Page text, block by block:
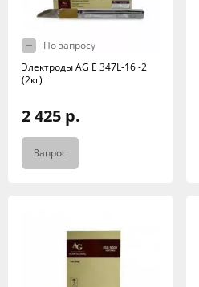
По запросу
Электроды AG E 347L-16 -2
(2кг)
2 425 р.
Запрос